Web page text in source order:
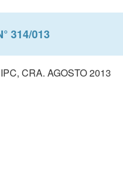
314/013
CRA. AGOSTO 2013